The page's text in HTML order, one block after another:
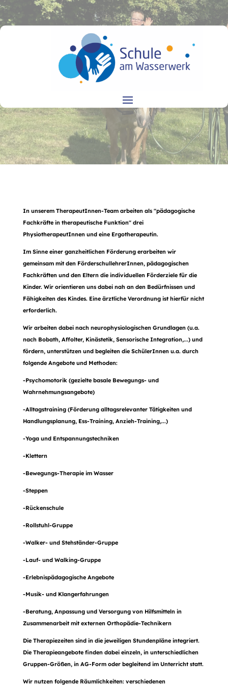
In unserem TherapeutInnen-Team arbeiten als "pädagogische
Fachkräfte in therapeutische Funktion" drei
PhysiotherapeutInnen und eine Ergotherapeutin.
Im Sinne einer ganzheitlichen Förderung erarbeiten wir
gemeinsam mit den FörderschullehrerInnen, pädagogischen
Fachkräften und den Eltern die individuellen Förderziele für die
Kinder. Wir orientieren uns dabei nah an den Bedürfnissen und
Fähigkeiten des Kindes. Eine ärztliche Verordnung ist hierfür nicht
erforderlich.
Wir arbeiten dabei nach neurophysiologischen Grundlagen (u.a.
nach Bobath, Affolter, Kinästetik, Sensorische Integration,...) und
fördern, unterstützen und begleiten die SchülerInnen u.a. durch
folgende Angebote und Methoden:
-Psychomotorik (gezielte basale Bewegungs- und
Wahrnehmungsangebote)
-Alltagstraining (Förderung alltagsrelevanter Tätigkeiten und
Handlungsplanung, Ess-Training, Anzieh-Training,...)
-Yoga und Entspannungstechniken
-Klettern
-Bewegungs-Therapie im Wasser
-Steppen
-Rückenschule
-Rollstuhl-Gruppe
-Walker- und Stehständer-Gruppe
-Lauf- und Walking-Gruppe
-Erlebnispädagogische Angebote
-Musik- und Klangerfahrungen
-Beratung, Anpassung und Versorgung von Hilfsmitteln in
Zusammenarbeit mit externen Orthopädie-Technikern
Die Therapiezeiten sind in die jeweiligen Stundenpläne integriert.
Die Therapieangebote finden dabei einzeln, in unterschiedlichen
Gruppen-Größen, in AG-Form oder begleitend im Unterricht statt.
Wir nutzen folgende Räumlichkeiten: verschiedenen